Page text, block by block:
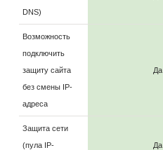
DNS)
Возможность
подключить
защиту сайта
без смены IP-
адреса
Да
Защита сети
(пула IP-
Да